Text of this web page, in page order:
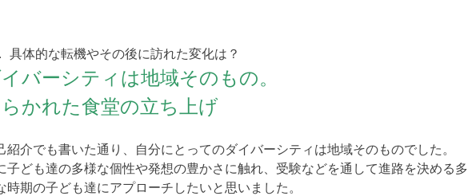
具体的な転機やその後に訪れた変化は？
バーシティは地域そのもの。
かれた食堂の立ち上げ
紹介でも書いた通り、自分にとってのダイバーシティは地域そのものでした。
子ども達の多様な個性や発想の豊かさに触れ、受験などを通して進路を決める多
時期の子ども達にアプローチしたいと思いました。